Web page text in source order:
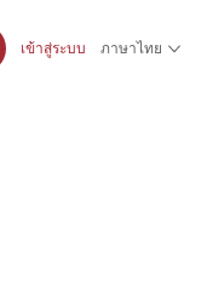
เข้าสู่ระบบ ภาษาไทย